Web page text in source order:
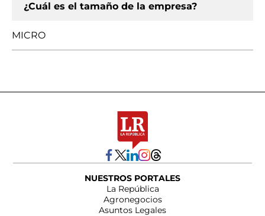
¿Cuál es el tamaño de la empresa?
MICRO
NUESTROS PORTALES
La República
Agronegocios
Asuntos Legales